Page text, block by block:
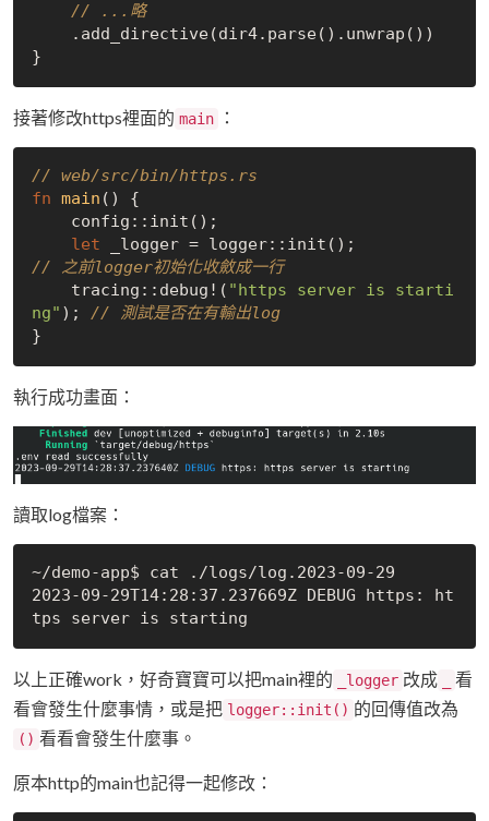
// ...略
接著修改https裡面的 main ：
// web/src/bin/https.rs
fn main () {
let
// 之前logger初始化收斂成一行
    tracing::debug!(
"https server is starti
ng" ); // 測試是否在有輸出log
執行成功畫面：
讀取log檔案：
~/demo-app$ cat ./logs/log.2023-09-29
2023-09-29T14:28:37.237669Z DEBUG https: ht
以上正確work，好奇寶寶可以把main裡的 _logger 改成
看
看會發生什麼事情，或是把 logger::init() 的回傳值改為
() 看看會發生什麼事。
原本http的main也記得一起修改：